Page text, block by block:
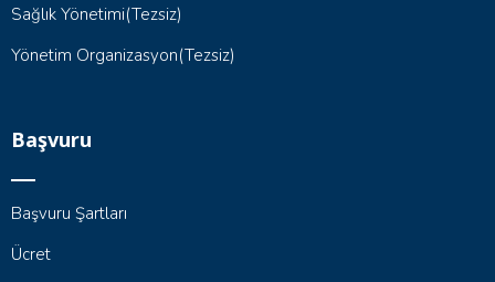
Sağlık Yönetimi(Tezsiz)
Yönetim Organizasyon(Tezsiz)
Başvuru
Başvuru Şartları
Ücret